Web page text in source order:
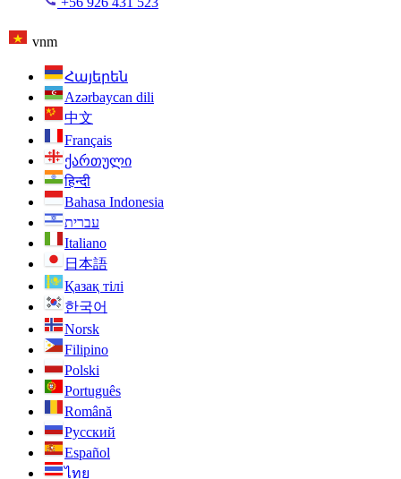
vnm
Հայերեն
Azərbaycan dili
中文
Français
ქართული
हिन्दी
Bahasa Indonesia
עברית
Italiano
日本語
Қазақ тілі
한국어
Norsk
Filipino
Polski
Português
Română
Русский
Español
ไทย